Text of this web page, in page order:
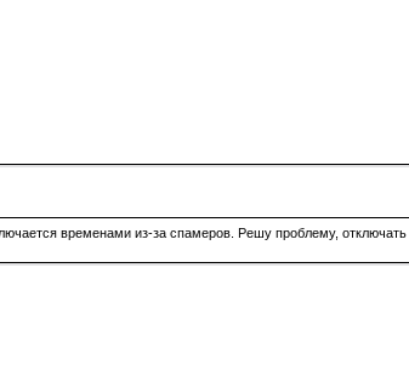
временами из-за спамеров. Решу проблему,